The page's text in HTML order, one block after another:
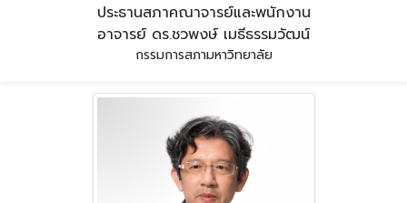
ประธานสภาคณาจารย์และพนักงาน
อาจารย์ ดร.ชวพงษ์ เมธีธรรมวัฒน์
กรรมการสภามหาวิทยาลัย